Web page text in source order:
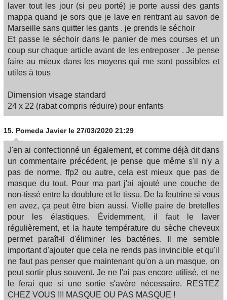
laver tout les jour (si peu porté) je porte aussi des gants
mappa quand je sors que je lave en rentrant au savon de
Marseille sans quitter les gants . je prends le séchoir
Et passe le séchoir dans le panier de mes courses et un
coup sur chaque article avant de les entreposer . Je pense
faire au mieux dans les moyens qui me sont possibles et
utiles à tous
Dimension visage standard
24 x 22 (rabat compris réduire) pour enfants
15. Pomeda Javier le 27/03/2020 21:29
J'en ai confectionné un également, et comme déjà dit dans
un commentaire précédent, je pense que même s'il n'y a
pas de norme, ffp2 ou autre, cela est mieux que pas de
masque du tout. Pour ma part j'ai ajouté une couche de
non-tissé entre la doublure et le tissu. De la feutrine si vous
en avez, ça peut être bien aussi. Vielle paire de bretelles
pour les élastiques. Évidemment, il faut le laver
régulièrement, et la haute température du sèche cheveux
permet paraît-il d'éliminer les bactéries. Il me semble
important d'ajouter que cela ne rends pas invincible et qu'il
ne faut pas penser que maintenant qu'on a un masque, on
peut sortir plus souvent. Je ne l'ai pas encore utilisé, et ne
le ferai que si une sortie s'avère nécessaire. RESTEZ
CHEZ VOUS !!! MASQUE OU PAS MASQUE !